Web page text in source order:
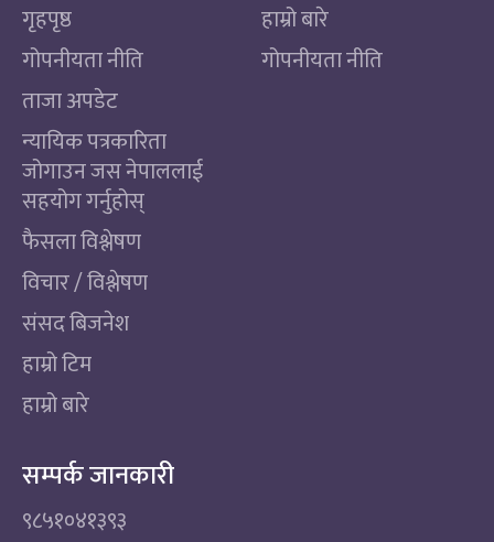
गृहपृष्ठ
गोपनीयता नीति
ताजा अपडेट
न्यायिक पत्रकारिता
जोगाउन जस नेपाललाई
सहयोग गर्नुहोस्
फैसला विश्लेषण
विचार / विश्लेषण
संसद बिजनेश
हाम्रो टिम
हाम्रो बारे
हाम्रो बारे
गोपनीयता नीति
सम्पर्क जानकारी
९८५१०४१३९३